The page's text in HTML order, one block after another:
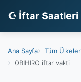
☪ İftar Saatleri
Ana Sayfa Tüm Ülkeler
OBIHIRO iftar vakti